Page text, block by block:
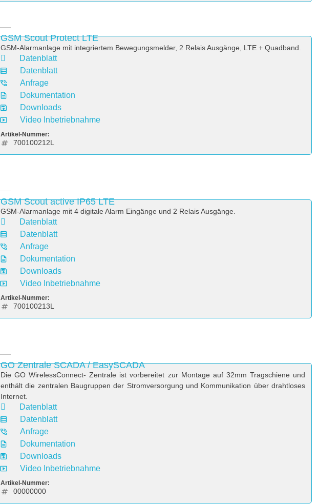
GSM Scout Protect LTE
GSM-Alarmanlage mit integriertem Bewegungsmelder, 2 Relais Ausgänge, LTE + Quadband.
Datenblatt
Datenblatt
Anfrage
Dokumentation
Downloads
Video Inbetriebnahme
Artikel-Nummer:
700100212L
GSM Scout active IP65 LTE
GSM-Alarmanlage mit 4 digitale Alarm Eingänge und 2 Relais Ausgänge.
Datenblatt
Datenblatt
Anfrage
Dokumentation
Downloads
Video Inbetriebnahme
Artikel-Nummer:
700100213L
GO Zentrale SCADA / EasySCADA
Die GO WirelessConnect- Zentrale ist vorbereitet zur Montage auf 32mm Tragschiene und
enthält die zentralen Baugruppen der Stromversorgung und Kommunikation über drahtloses
Internet.
Datenblatt
Datenblatt
Anfrage
Dokumentation
Downloads
Video Inbetriebnahme
Artikel-Nummer:
00000000